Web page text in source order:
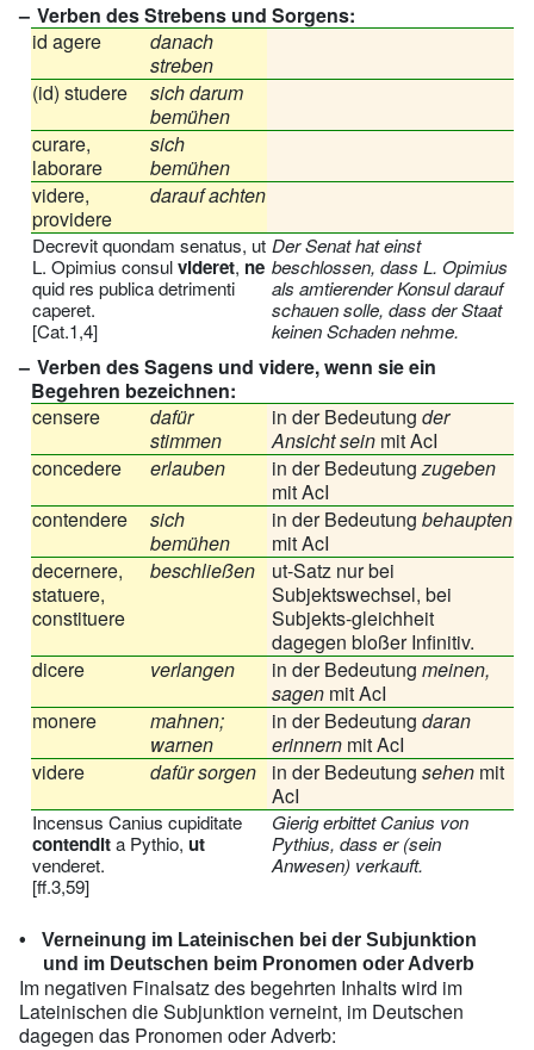
Verben des Strebens und Sorgens:
id agere
danach
streben
(id) studere
sich darum
bemühen
curare,
laborare
sich
bemühen
videre,
providere
darauf achten
Decrevit quondam senatus, ut
L. Opimius consulvideret, ne
quid res publica detrimenti
caperet.
[Cat.1,4]
Der Senat hat einst
beschlossen, dass L. Opimius
als amtierender Konsul darauf
schauen solle, dass der Staat
keinen Schaden nehme.
Verben des Sagens und videre, wenn sie ein
Begehren bezeichnen:
censere
dafür
stimmen
in der Bedeutungder
Ansicht sein mit AcI
concedere
erlauben in der Bedeutungzugeben
mit AcI
contendere
sich
bemühen
in der Bedeutungbehaupten
mit AcI
decernere,
statuere,
constituere
beschließen
ut-Satz nur bei
Subjektswechsel, bei
Subjekts-gleichheit
dagegen bloßer Infinitiv.
dicere
verlangen in der Bedeutungmeinen,
sagen mit AcI
monere
mahnen;
warnen
in der Bedeutungdaran
erinnern mit AcI
videre
dafür sorgen in der Bedeutungsehen mit
AcI
Incensus Canius cupiditate
contendita Pythio,ut
venderet.
[ff.3,59]
Gierig erbittet Canius von
Pythius, dass er (sein
Anwesen) verkauft.
Verneinung im Lateinischen bei der Subjunktion
und im Deutschen beim Pronomen oder Adverb
Im negativen Finalsatz des begehrten Inhalts wird im
Lateinischen die Subjunktion verneint, im Deutschen
dagegen das Pronomen oder Adverb: